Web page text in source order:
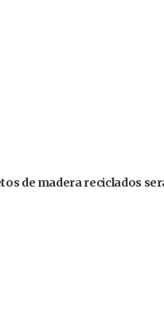
de madera reciclados